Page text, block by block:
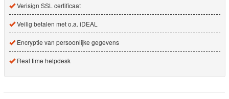
Verisign SSL certificaat
Veilig betalen met o.a. iDEAL
Encryptie van persoonlijke gegevens
Real time helpdesk